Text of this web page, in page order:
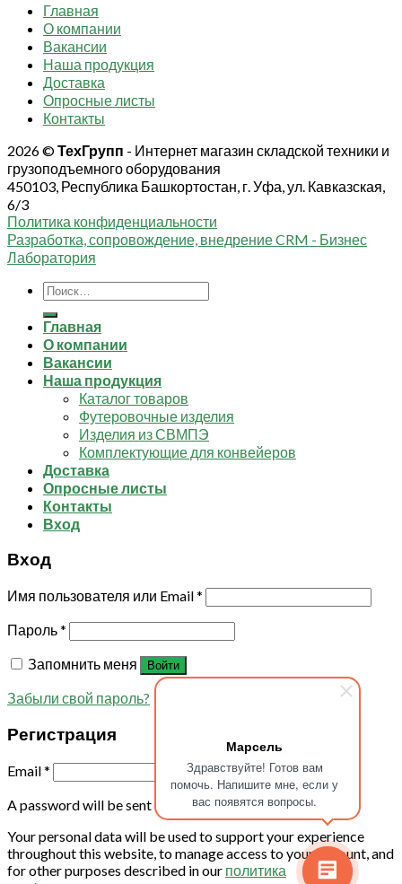
Марсель
Здравствуйте! Готов вам
помочь. Напишите мне, если у
вас появятся вопросы.
Главная
О компании
Вакансии
Наша продукция
Доставка
Опросные листы
Контакты
2026 ©ТехГрупп - Интернет магазин складской техники и
грузоподъемного оборудования
450103, Республика Башкортостан, г. Уфа, ул. Кавказская,
6/3
Политика конфиденциальности
Разработка, сопровождение, внедрение CRM - Бизнес
Лаборатория
Искать:
Главная
О компании
Вакансии
Наша продукция
Каталог товаров
Футеровочные изделия
Изделия из СВМПЭ
Комплектующие для конвейеров
Доставка
Опросные листы
Контакты
Вход
Вход
Имя пользователя или Email*
Пароль*
Запомнить меня
Войти
Забыли свой пароль?
Регистрация
Email*
A password will be sent to your email address.
Your personal data will be used to support your experience
throughout this website, to manage access to your account, and
for other purposes described in our политика